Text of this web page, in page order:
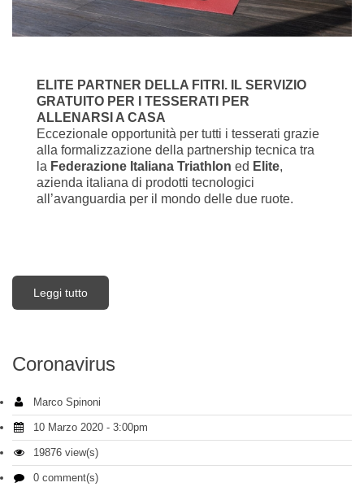
ELITE PARTNER DELLA FITRI. IL SERVIZIO
GRATUITO PER I TESSERATI PER
ALLENARSI A CASA
Eccezionale opportunità per tutti i tesserati grazie
alla formalizzazione della partnership tecnica tra
la Federazione Italiana Triathlon ed Elite,
azienda italiana di prodotti tecnologici
all’avanguardia per il mondo delle due ruote.
Leggi tutto
Coronavirus
Marco Spinoni
10 Marzo 2020 - 3:00pm
19876 view(s)
0 comment(s)